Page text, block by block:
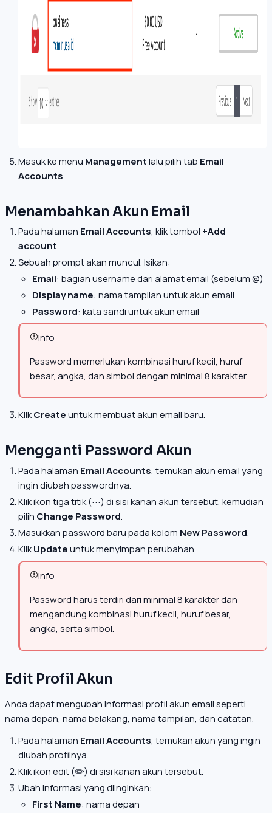
Masuk ke menu Managementlalu pilih tab Email
Accounts.
Menambahkan Akun Email
Pada halaman Email Accounts, klik tombol +Add
account.
Sebuah prompt akan muncul. Isikan:
Email: bagian username dari alamat email (sebelum @)
Display name: nama tampilan untuk akun email
Password: kata sandi untuk akun email
Info
Password memerlukan kombinasi huruf kecil, huruf
besar, angka, dan simbol dengan minimal 8 karakter.
KlikCreateuntuk membuat akun email baru.
Mengganti Password Akun
Pada halaman Email Accounts, temukan akun email yang
ingin diubah passwordnya.
Klik ikon tiga titik (⋯) di sisi kanan akun tersebut, kemudian
pilih Change Password.
Masukkan password baru pada kolom New Password.
KlikUpdateuntuk menyimpan perubahan.
Info
Password harus terdiri dari minimal 8 karakter dan
mengandung kombinasi huruf kecil, huruf besar,
angka, serta simbol.
Edit Profil Akun
Anda dapat mengubah informasi profil akun email seperti
nama depan, nama belakang, nama tampilan, dan catatan.
Pada halaman Email Accounts, temukan akun yang ingin
diubah profilnya.
Klik ikon edit (✏️) di sisi kanan akun tersebut.
Ubah informasi yang diinginkan:
First Name: nama depan